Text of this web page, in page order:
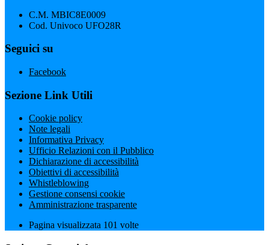
C.M. MBIC8E0009
Cod. Univoco UFO28R
Seguici su
Facebook
Sezione Link Utili
Cookie policy
Note legali
Informativa Privacy
Ufficio Relazioni con il Pubblico
Dichiarazione di accessibilità
Obiettivi di accessibilità
Whistleblowing
Gestione consensi cookie
Amministrazione trasparente
Pagina visualizzata 101 volte